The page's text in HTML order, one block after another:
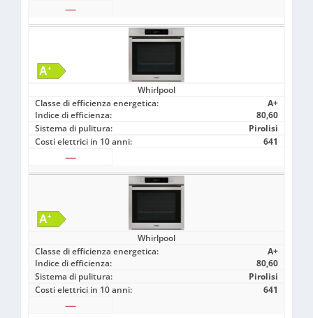
—
Whirlpool
Classe di efficienza energetica:
A+
Indice di efficienza:
80,60
Sistema di pulitura:
Pirolisi
Costi elettrici in 10 anni:
641
—
Whirlpool
Classe di efficienza energetica:
A+
Indice di efficienza:
80,60
Sistema di pulitura:
Pirolisi
Costi elettrici in 10 anni:
641
—